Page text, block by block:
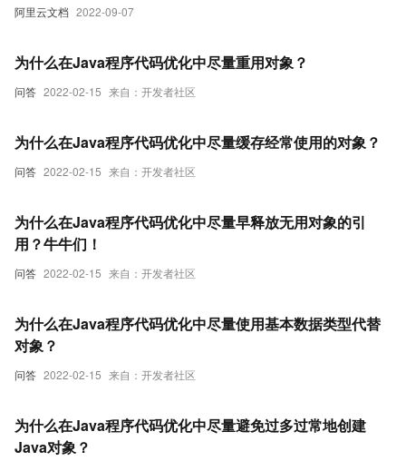
阿里云文档 2022-09-07
问答 2022-02-15 来自：开发者社区
为什么在Java程序代码优化中尽量重用对象？
问答 2022-02-15 来自：开发者社区
为什么在Java程序代码优化中尽量缓存经常使用的对象？
问答 2022-02-15 来自：开发者社区
为什么在Java程序代码优化中尽量早释放无用对象的引
用？牛牛们！
问答 2022-02-15 来自：开发者社区
为什么在Java程序代码优化中尽量使用基本数据类型代替
对象？
为什么在Java程序代码优化中尽量避免过多过常地创建
Java对象？